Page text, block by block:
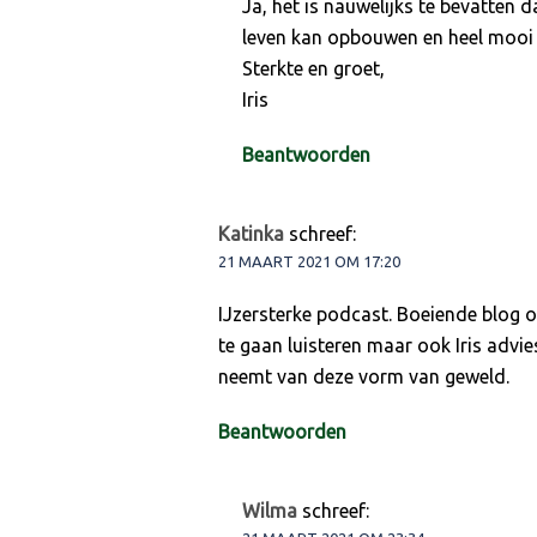
Ja, het is nauwelijks te bevatten
leven kan opbouwen en heel
Sterkte en groet,
Iris
Beantwoorden
Katinka schreef:
21 MAART 2021 OM 17:20
IJzersterke podcast. Boeiende blog
te gaan luisteren maar ook Iris
neemt van deze vorm van geweld.
Beantwoorden
Wilma schreef: